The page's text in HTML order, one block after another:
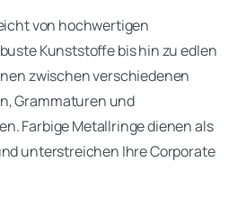
von hochwertigen
Kunststoffe bis hin zu edlen
zwischen verschiedenen
Grammaturen und
Farbige Metallringe dienen als
unterstreichen Ihre Corporate